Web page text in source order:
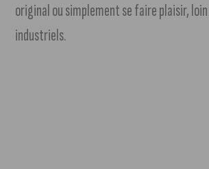
original ou simplement se faire plaisir,
industriels.